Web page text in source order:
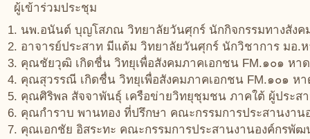
ผู้เข้าร่วมประชุม
นพ.อนันต์ บุญโสภณ วิทยาลัยวันศุกร์ นักกิจกรรมทางสังค
อาจารย์ประสาท มีแต้ม วิทยาลัยวันศุกร์ นักวิชาการ มอ.
คุณชัยวุฒิ เกิดชื่น วิทยุเพื่อสังคมภาคเอกชน FM.๑๐๑ หา
คุณสุวรรณี เกิดชื่น วิทยุเพื่อสังคมภาคเอกชน FM.๑๐๑ ห
คุณศิริพล สัจจาพันธุ์ เครือข่ายวิทยุชุมชน ภาคใต้ ผู้ประส
คุณกำราบ พานทอง ที่ปรึกษา คณะกรรมการประสานงา
คุณเอกชัย อิสระทะ คณะกรรมการประสานงานองค์กรพั